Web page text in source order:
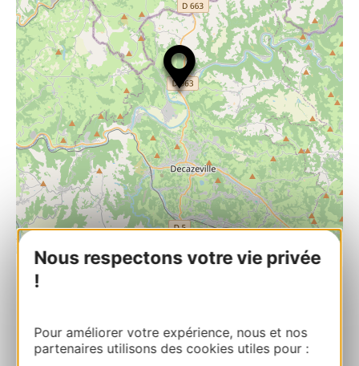
Nous respectons votre vie privée
!
Pour améliorer votre expérience, nous et nos
partenaires utilisons des cookies utiles pour :
Flagnac
19 route de la Sole 12300 FLAGNAC